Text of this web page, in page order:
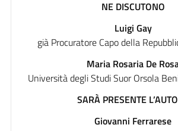
NE DISCUTONO
Luigi Gay
già Procuratore Capo della
Maria Rosaria De
Università degli Studi Suor Orsola
SARÀ PRESENTE
Giovanni Ferrarese